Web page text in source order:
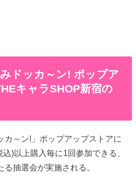
ドッカ～ン! ポップア
キャラSHOP新宿の
カ～ン!」ポップアップストアに
)以上購入毎に1回参加できる、
抽選会が実施される。